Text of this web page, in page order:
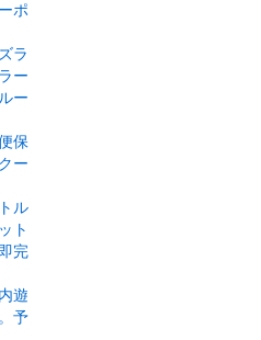
ポ
ラ
ー
ー
保
ー
ル
ト
完
遊
予